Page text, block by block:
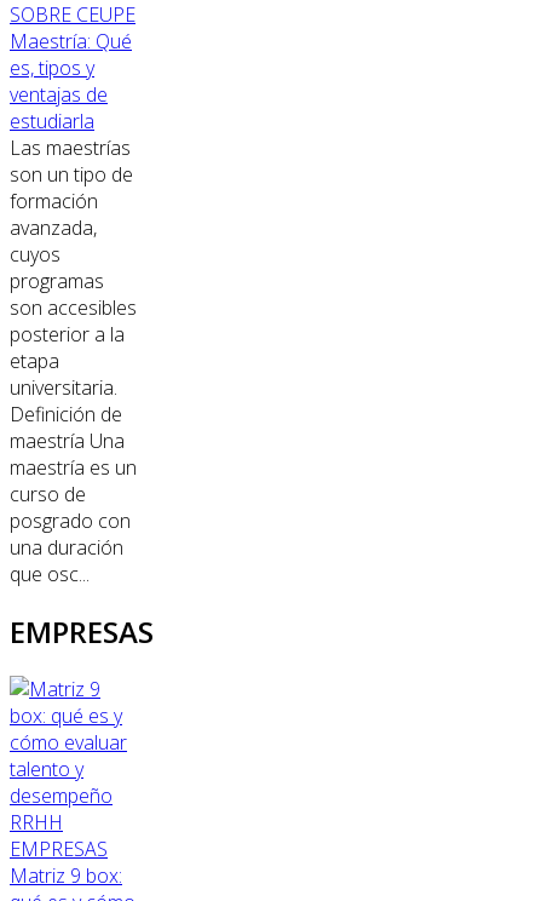
SOBRE CEUPE
Maestría: Qué
es, tipos y
ventajas de
estudiarla
Las maestrías
son un tipo de
formación
avanzada,
cuyos
programas
son accesibles
posterior a la
etapa
universitaria.
Definición de
maestría Una
maestría es un
curso de
posgrado con
una duración
que osc...
EMPRESAS
RRHH
EMPRESAS
Matriz 9 box: